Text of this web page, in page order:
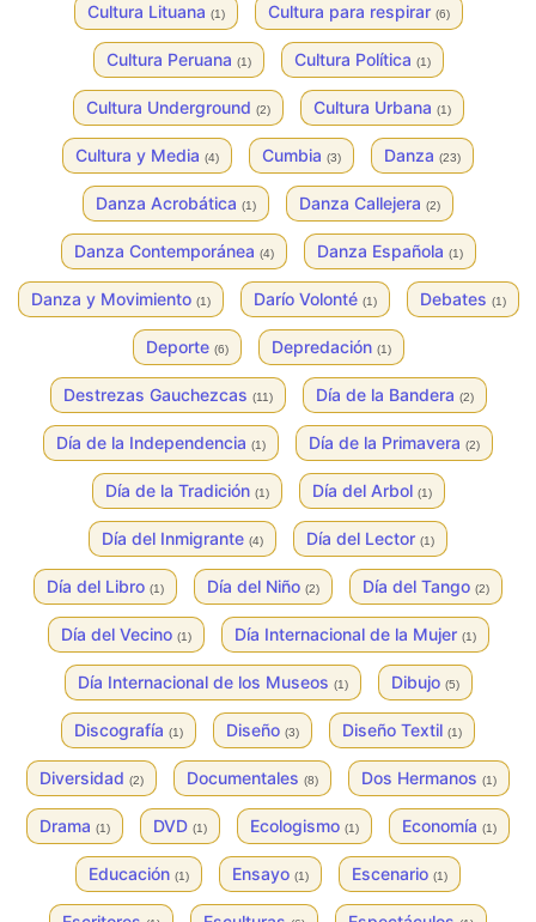
Cultura Lituana (1) Cultura para respirar (6)
Cultura Peruana (1) Cultura Política (1)
Cultura Underground (2) Cultura Urbana (1)
Cultura y Media (4) Cumbia (3) Danza (23)
Danza Acrobática (1) Danza Callejera (2)
Danza Contemporánea (4) Danza Española (1)
Danza y Movimiento (1) Darío Volonté (1) Debates (1)
Deporte (6) Depredación (1)
Destrezas Gauchezcas (11) Día de la Bandera (2)
Día de la Independencia (1) Día de la Primavera (2)
Día de la Tradición (1) Día del Arbol (1)
Día del Inmigrante (4) Día del Lector (1)
Día del Libro (1) Día del Niño (2) Día del Tango (2)
Día del Vecino (1) Día Internacional de la Mujer (1)
Día Internacional de los Museos (1) Dibujo (5)
Discografía (1) Diseño (3) Diseño Textil (1)
Diversidad (2) Documentales (8) Dos Hermanos (1)
Drama (1) DVD (1) Ecologismo (1) Economía (1)
Educación (1) Ensayo (1) Escenario (1)